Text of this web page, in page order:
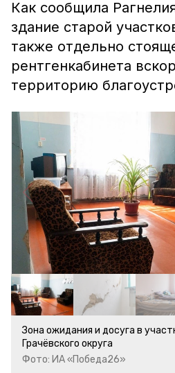
Как сообщила
здание старой
также отдельно
рентгенкабинета
территорию
Зона ожидания и досуга в
Грачёвского округа
Фото: ИА «Победа26»